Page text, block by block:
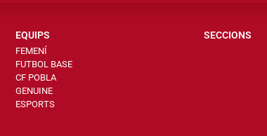
EQUIPS
FEMENÍ
FUTBOL BASE
CF POBLA
GENUINE
ESPORTS
SECCIONS